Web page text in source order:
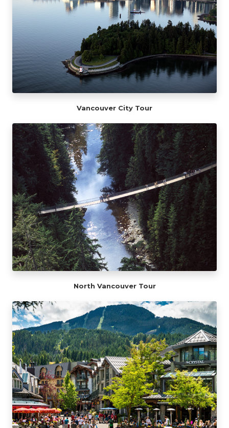
Vancouver City Tour
North Vancouver Tour